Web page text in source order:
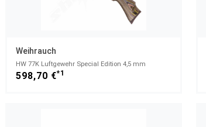
Weihrauch
HW 77K Luftgewehr Special Edition 4,5 mm
598,70 €*1